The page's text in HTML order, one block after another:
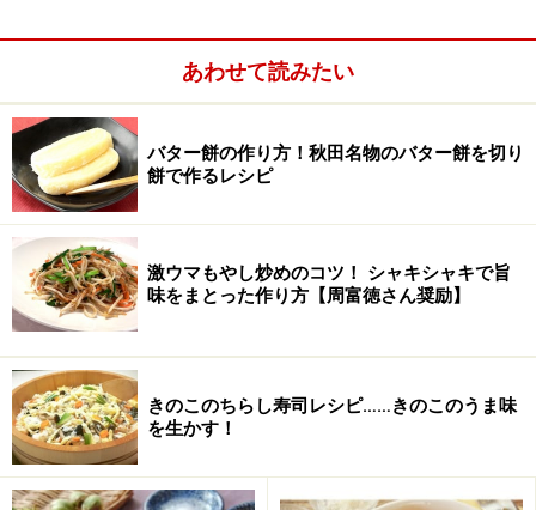
内釜にバターを塗る。（50gのバターの塊で、内釜をぬ
ぐう程度でよい。）
2.バターを1cm角に切る。釜に半分のバターを入れ、半
分の量の砂糖をふりかける。
3.その上に皮をむいたミカンを敷き詰め、残りのバター
と砂糖をふりかけ、普通に炊く。（ミカンは切らない方
が綺麗に焼ける）
あわせて読みたい
バター餅の作り方！秋田名物のバター餅を切り
餅で作るレシピ
激ウマもやし炒めのコツ！ シャキシャキで旨
味をまとった作り方【周富徳さん奨励】
きのこのちらし寿司レシピ……きのこのうま味
を生かす！